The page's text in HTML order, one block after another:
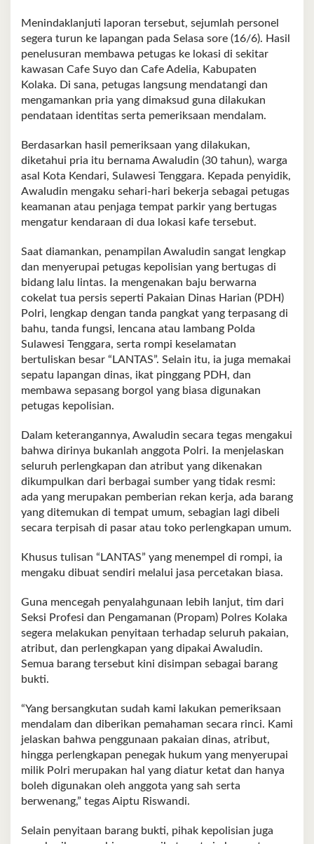
Menindaklanjuti laporan tersebut, sejumlah personel
segera turun ke lapangan pada Selasa sore (16/6). Hasil
penelusuran membawa petugas ke lokasi di sekitar
kawasan Cafe Suyo dan Cafe Adelia, Kabupaten
Kolaka. Di sana, petugas langsung mendatangi dan
mengamankan pria yang dimaksud guna dilakukan
pendataan identitas serta pemeriksaan mendalam.
Berdasarkan hasil pemeriksaan yang dilakukan,
diketahui pria itu bernama Awaludin (30 tahun), warga
asal Kota Kendari, Sulawesi Tenggara. Kepada penyidik,
Awaludin mengaku sehari‑hari bekerja sebagai petugas
keamanan atau penjaga tempat parkir yang bertugas
mengatur kendaraan di dua lokasi kafe tersebut.
Saat diamankan, penampilan Awaludin sangat lengkap
dan menyerupai petugas kepolisian yang bertugas di
bidang lalu lintas. Ia mengenakan baju berwarna
cokelat tua persis seperti Pakaian Dinas Harian (PDH)
Polri, lengkap dengan tanda pangkat yang terpasang di
bahu, tanda fungsi, lencana atau lambang Polda
Sulawesi Tenggara, serta rompi keselamatan
bertuliskan besar “LANTAS”. Selain itu, ia juga memakai
sepatu lapangan dinas, ikat pinggang PDH, dan
membawa sepasang borgol yang biasa digunakan
petugas kepolisian.
Dalam keterangannya, Awaludin secara tegas mengakui
bahwa dirinya bukanlah anggota Polri. Ia menjelaskan
seluruh perlengkapan dan atribut yang dikenakan
dikumpulkan dari berbagai sumber yang tidak resmi:
ada yang merupakan pemberian rekan kerja, ada barang
yang ditemukan di tempat umum, sebagian lagi dibeli
secara terpisah di pasar atau toko perlengkapan umum.
Khusus tulisan “LANTAS” yang menempel di rompi, ia
mengaku dibuat sendiri melalui jasa percetakan biasa.
Guna mencegah penyalahgunaan lebih lanjut, tim dari
Seksi Profesi dan Pengamanan (Propam) Polres Kolaka
segera melakukan penyitaan terhadap seluruh pakaian,
atribut, dan perlengkapan yang dipakai Awaludin.
Semua barang tersebut kini disimpan sebagai barang
bukti.
“Yang bersangkutan sudah kami lakukan pemeriksaan
mendalam dan diberikan pemahaman secara rinci. Kami
jelaskan bahwa penggunaan pakaian dinas, atribut,
hingga perlengkapan penegak hukum yang menyerupai
milik Polri merupakan hal yang diatur ketat dan hanya
boleh digunakan oleh anggota yang sah serta
berwenang,” tegas Aiptu Riswandi.
Selain penyitaan barang bukti, pihak kepolisian juga